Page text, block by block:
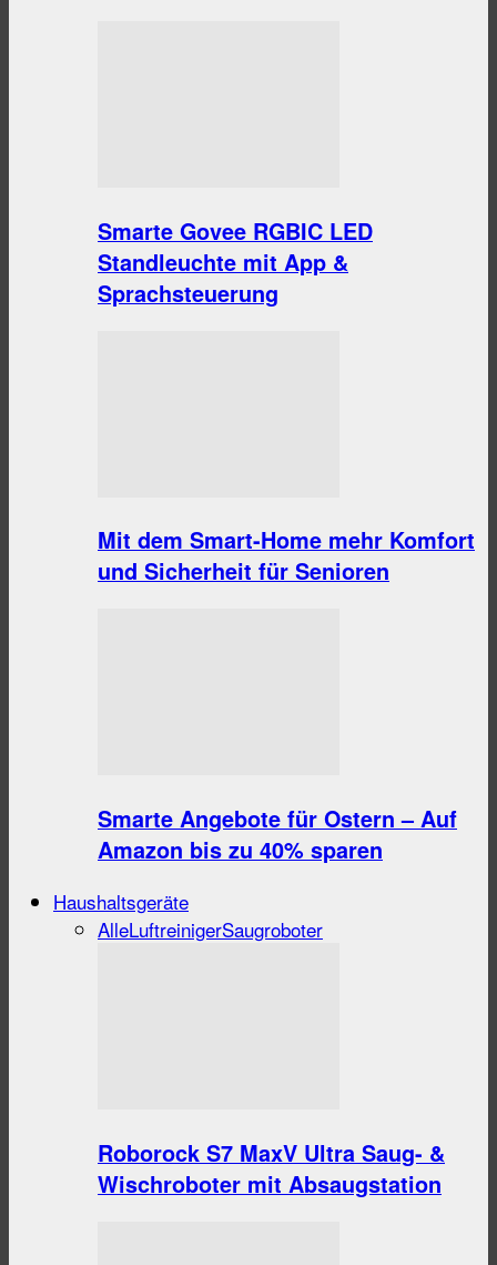
Smarte Govee RGBIC LED
Standleuchte mit App &
Sprachsteuerung
Mit dem Smart-Home mehr Komfort
und Sicherheit für Senioren
Smarte Angebote für Ostern – Auf
Amazon bis zu 40% sparen
Haushaltsgeräte
AlleLuftreinigerSaugroboter
Roborock S7 MaxV Ultra Saug- &
Wischroboter mit Absaugstation